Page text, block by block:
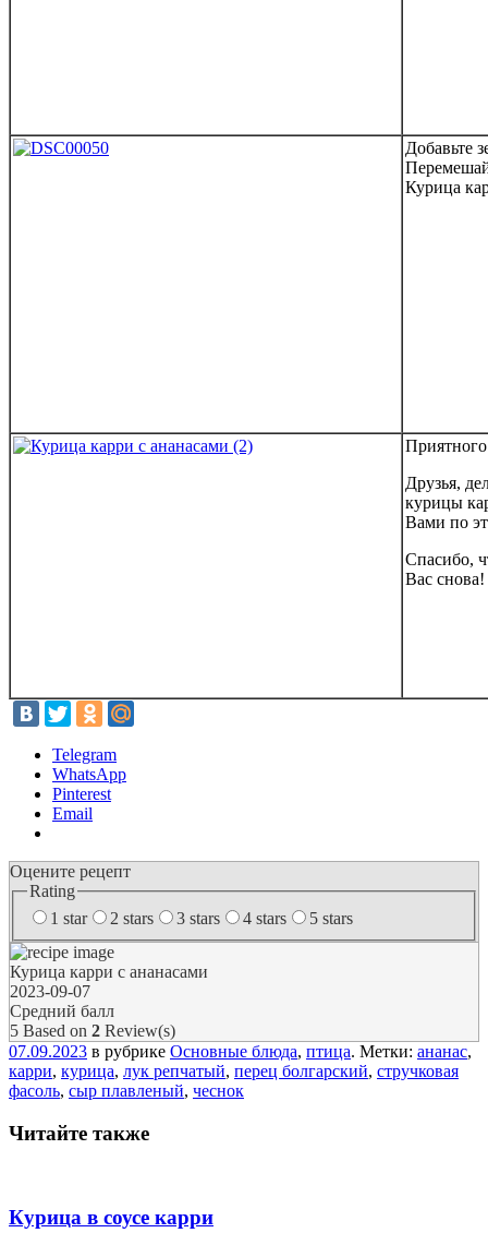
Добавьте
Курица
Друзья,
курицы
Вами по
Спасибо,
Вас снова!
Telegram
WhatsApp
Pinterest
Email
Оцените рецепт
Rating
1 star
2 stars 3 stars 4 stars 5 stars
Курица карри с ананасами
2023-09-07
Средний балл
5 Based on 2 Review(s)
07.09.2023 в рубрике Основные блюда, птица. Метки: ананас,
карри, курица, лук репчатый, перец болгарский, стручковая
фасоль, сыр плавленый, чеснок
Читайте также
Курица в соусе карри